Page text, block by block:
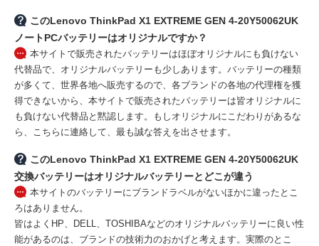
このLenovo ThinkPad X1 EXTREME GEN 4-20Y50062UK
ノートPCバッテリーはオリジナルですか？
本サイトで販売されたバッテリーはほぼオリジナルにも負けない
代替品で、オリジナルバッテリーも少しあります。バッテリーの種類
が多くて、世界各地へ販売するので、各ブランドの各地の代理権を獲
得できないから、本サイトで販売されたバッテリーは皆オリジナルに
も負けない代替品と黙認します。もしオリジナルにこだわりがあるな
ら、こちらに連絡して、最も誠な答えを出させます。
このLenovo ThinkPad X1 EXTREME GEN 4-20Y50062UK
交換バッテリーはオリジナルバッテリーとどこが違う
本サイトのバッテリーにブランドラベルがないほかに違ったとこ
ろはありません。
皆はよくHP、DELL、TOSHIBAなどのオリジナルバッテリーに良い性
能があるのは、ブランドの技術力のおかげと考えます。実際のとこ